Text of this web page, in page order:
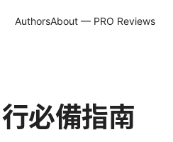
AuthorsAbout — PRO Reviews
必備指南